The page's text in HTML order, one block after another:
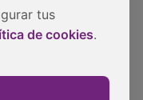
tus
de cookies.